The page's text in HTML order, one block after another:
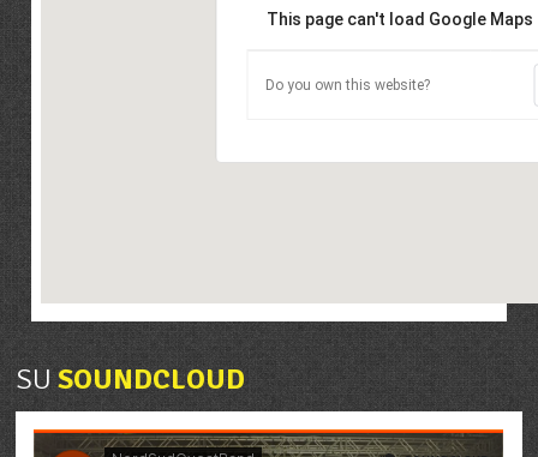
This page can't load Google
Do you own this website?
SUSOUNDCLOUD